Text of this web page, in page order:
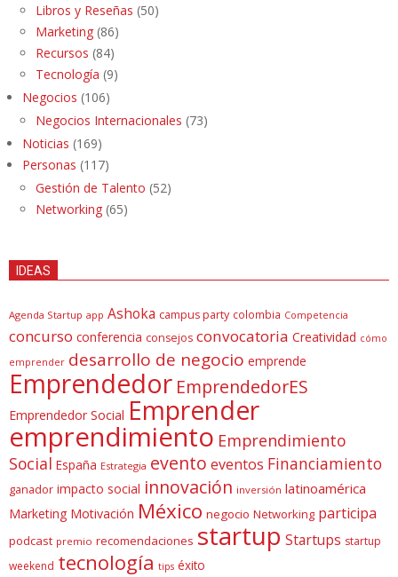
Libros y Reseñas (50)
Marketing (86)
Recursos (84)
Tecnología (9)
Negocios (106)
Negocios Internacionales (73)
Noticias (169)
Personas (117)
Gestión de Talento (52)
Networking (65)
IDEAS
Agenda Startup app Ashoka campus party colombia Competencia
concurso conferencia consejos convocatoria Creatividad cómo
emprender desarrollo de negocio emprende
Emprendedor EmprendedorES
Emprendedor Social Emprender
emprendimiento Emprendimiento
Social España Estrategia evento eventos Financiamiento
ganador impacto social innovación inversión latinoamérica
Marketing Motivación México negocio Networking participa
podcast premio recomendaciones startup Startups startup
weekend tecnología tips éxito